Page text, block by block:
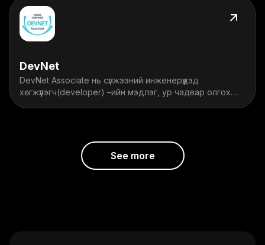
мэргэжлийн түвшинд эзэмшүүлнэ.
DevNet
DevNet Associate нь сүлжээний инженерүүдэд
хөгжүүлэгч(developer) –ийн мэдлэг, ур чадвар олгох
сургалт юм.
See more